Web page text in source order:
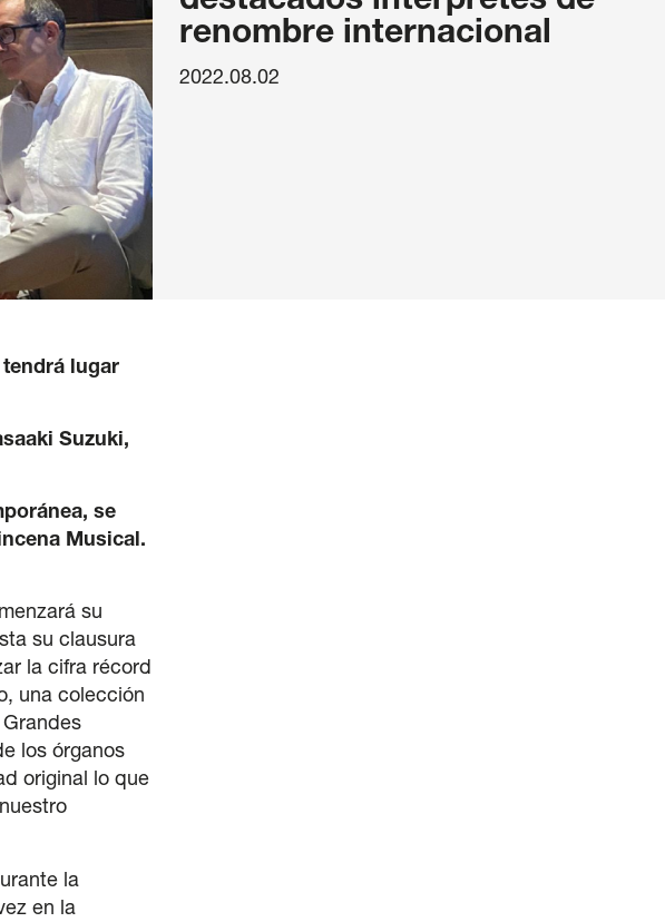
terms and conditions of purchase
renombre internacional
2022.08.02
lugar
Suzuki,
se
Musical.
su
su clausura
la cifra récord
una colección
los órganos
original lo que
la
en la